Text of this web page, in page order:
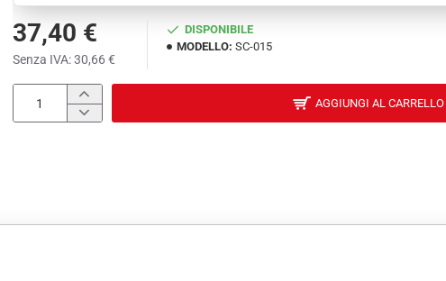
37,40 €
Senza IVA: 30,66 €
DISPONIBILE
MODELLO: SC-015
AGGIUNGI AL CARRELLO